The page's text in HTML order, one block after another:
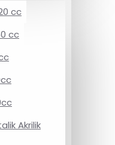
cc
cc
Akrilik